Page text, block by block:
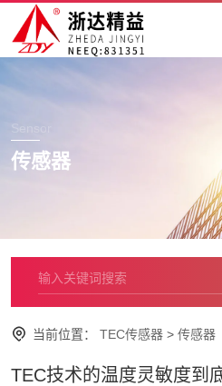
Sensor
传感器
当前位置： TEC传感器 > 传感器
TEC技术的温度灵敏度到